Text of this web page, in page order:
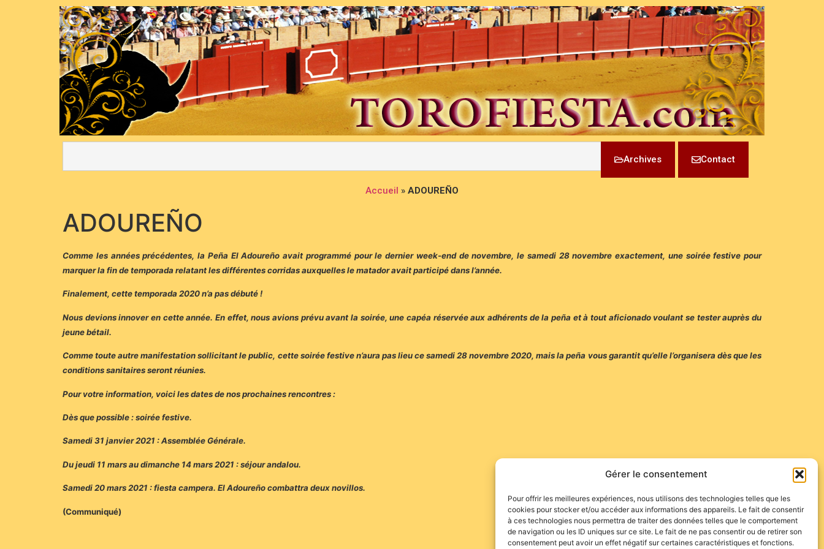
Gérer le consentement
Pour offrir les meilleures expériences, nous utilisons des technologies telles que les
cookies pour stocker et/ou accéder aux informations des appareils. Le fait de consentir
à ces technologies nous permettra de traiter des données telles que le comportement
de navigation ou les ID uniques sur ce site. Le fait de ne pas consentir ou de retirer son
consentement peut avoir un effet négatif sur certaines caractéristiques et fonctions.
Archives Contact
Accueil » ADOUREÑO
ADOUREÑO
Comme les années précédentes, la Peña El Adoureño avait programmé pour le dernier week-end de novembre, le samedi 28 novembre exactement, une soirée festive pour
marquer la fin de temporada relatant les différentes corridas auxquelles le matador avait participé dans l’année.
Finalement, cette temporada 2020 n’a pas débuté !
Nous devions innover en cette année. En effet, nous avions prévu avant la soirée, une capéa réservée aux adhérents de la peña et à tout aficionado voulant se tester auprès du
jeune bétail.
Comme toute autre manifestation sollicitant le public, cette soirée festive n’aura pas lieu ce samedi 28 novembre 2020, mais la peña vous garantit qu’elle l’organisera dès que les
conditions sanitaires seront réunies.
Pour votre information, voici les dates de nos prochaines rencontres :
Dès que possible : soirée festive.
Samedi 31 janvier 2021 : Assemblée Générale.
Du jeudi 11 mars au dimanche 14 mars 2021 : séjour andalou.
Samedi 20 mars 2021 : fiesta campera. El Adoureño combattra deux novillos.
(Communiqué)